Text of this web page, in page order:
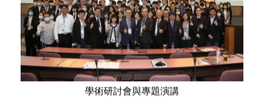
學術研討會與專題演講